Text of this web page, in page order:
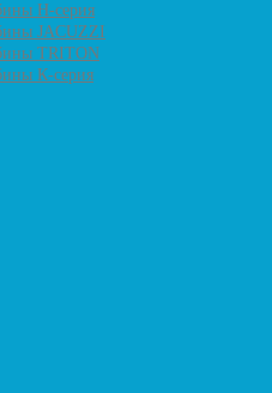
H-серия
JACUZZI
TRITON
К-серия